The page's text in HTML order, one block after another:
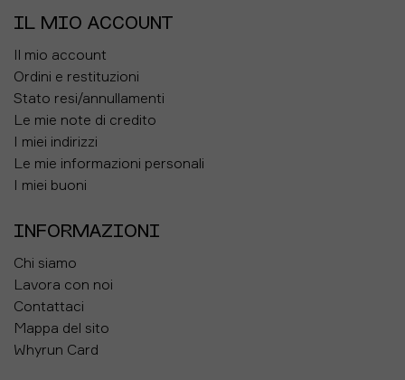
IL MIO ACCOUNT
Il mio account
Ordini e restituzioni
Stato resi/annullamenti
Le mie note di credito
I miei indirizzi
Le mie informazioni personali
I miei buoni
INFORMAZIONI
Chi siamo
Lavora con noi
Contattaci
Mappa del sito
Whyrun Card